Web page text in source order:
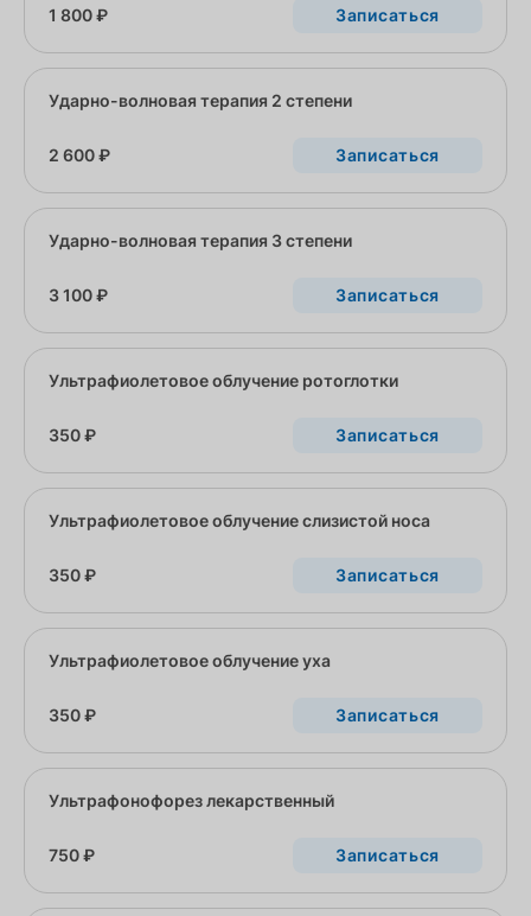
1 800 ₽ Записаться
Ударно-волновая терапия 2 степени
2 600 ₽ Записаться
Ударно-волновая терапия 3 степени
3 100 ₽ Записаться
Ультрафиолетовое облучение ротоглотки
350 ₽ Записаться
Ультрафиолетовое облучение слизистой носа
350 ₽ Записаться
Ультрафиолетовое облучение уха
350 ₽ Записаться
Ультрафонофорез лекарственный
750 ₽ Записаться